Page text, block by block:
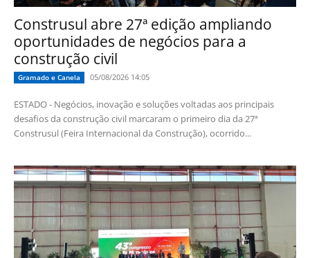
Construsul abre 27ª edição ampliando
oportunidades de negócios para a
construção civil
Gramado e Canela 05/08/2026 14:05
ESTADO - Negócios, inovação e soluções voltadas aos principais
desafios da construção civil marcaram o primeiro dia da 27ª
Construsul (Feira Internacional da Construção), ocorrido...